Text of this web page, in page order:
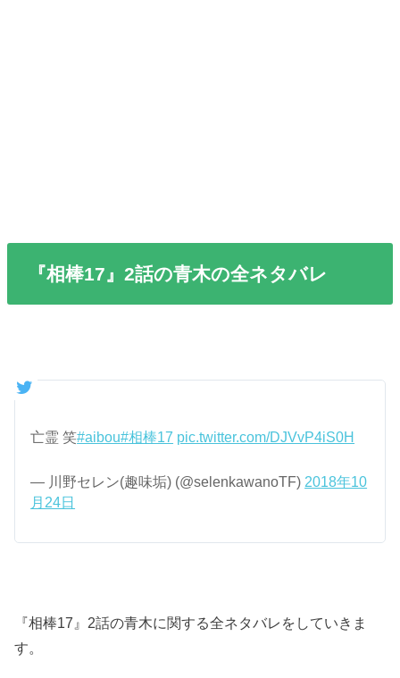
『相棒17』2話の青木の全ネタバレ
亡霊 笑#aibou#相棒17 pic.twitter.com/DJVvP4iS0H
— 川野セレン(趣味垢) (@selenkawanoTF) 2018年10
月24日
『相棒17』2話の青木に関する全ネタバレをしていきま
す。